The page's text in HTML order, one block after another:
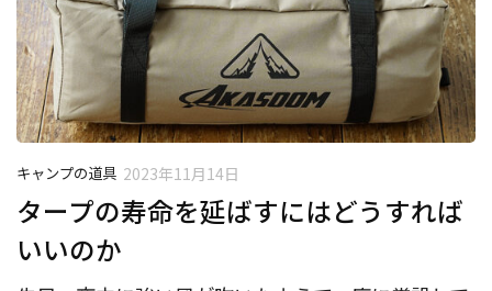
キャンプの道具 2023年11月14日
タープの寿命を延ばすにはどうすれば
いいのか